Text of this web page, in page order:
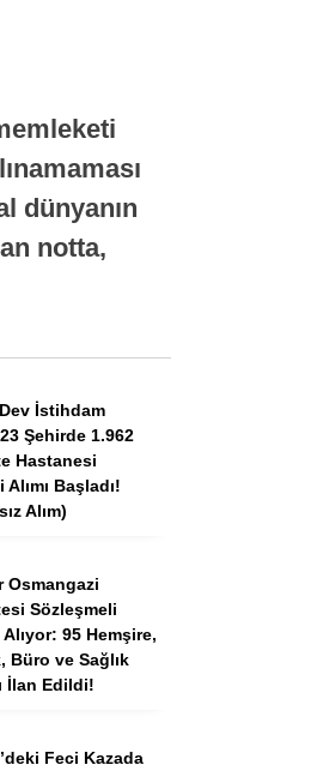
Tercih Robotu (Lisans)
Tercih Robotu (Lise)
dünyanın
notta,
İstihdam
Şehirde 1.962
Hastanesi
Başladı!
Alım)
Osmangazi
Sözleşmeli
95 Hemşire,
Büro ve Sağlık
İlan Edildi!
Feci Kazada